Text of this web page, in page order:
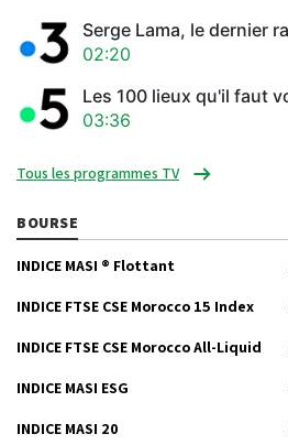
Serge Lama, le dernier
02:20
Les 100 lieux qu'il faut
03:36
Tous les programmes TV
BOURSE
INDICE MASI ® Flottant
INDICE FTSE CSE Morocco 15 Index
INDICE FTSE CSE Morocco All-Liquid
INDICE MASI ESG
INDICE MASI 20